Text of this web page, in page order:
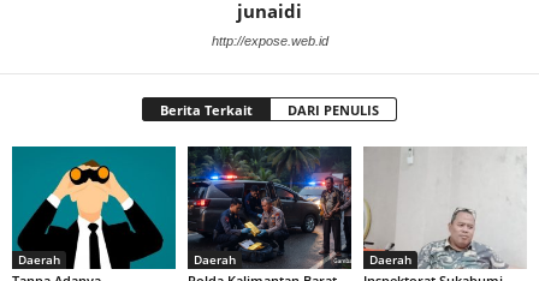
junaidi
http://expose.web.id
Berita Terkait DARI PENULIS
Daerah Daerah Daerah